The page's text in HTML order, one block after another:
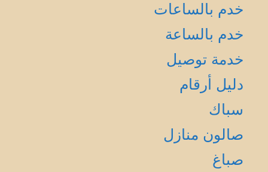
خدم بالساعات
خدم بالساعة
خدمة توصيل
دليل أرقام
سباك
صالون منازل
صباغ